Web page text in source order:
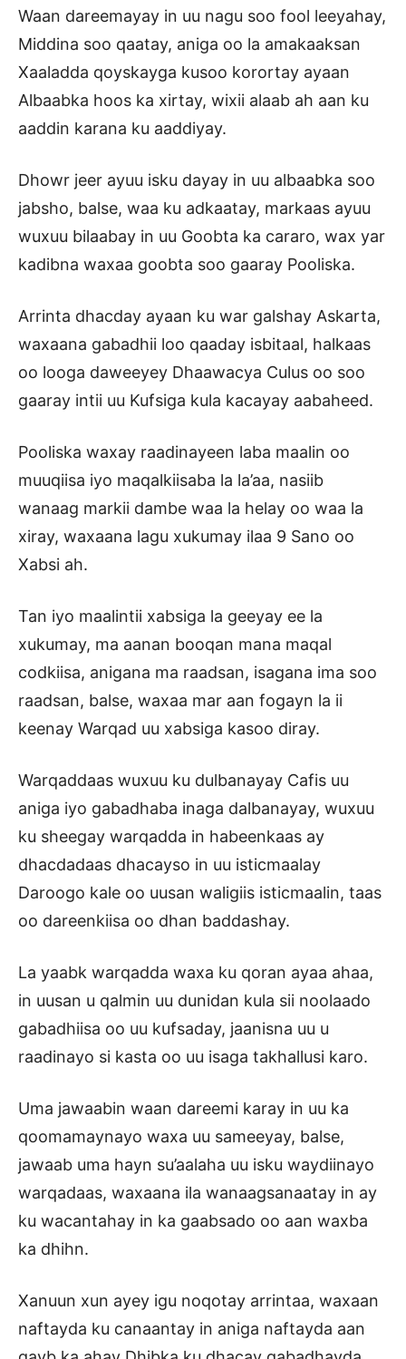
Waan dareemayay in uu nagu soo fool leeyahay,
Middina soo qaatay, aniga oo la amakaaksan
Xaaladda qoyskayga kusoo korortay ayaan
Albaabka hoos ka xirtay, wixii alaab ah aan ku
aaddin karana ku aaddiyay.
Dhowr jeer ayuu isku dayay in uu albaabka soo
jabsho, balse, waa ku adkaatay, markaas ayuu
wuxuu bilaabay in uu Goobta ka cararo, wax yar
kadibna waxaa goobta soo gaaray Pooliska.
Arrinta dhacday ayaan ku war galshay Askarta,
waxaana gabadhii loo qaaday isbitaal, halkaas
oo looga daweeyey Dhaawacya Culus oo soo
gaaray intii uu Kufsiga kula kacayay aabaheed.
Pooliska waxay raadinayeen laba maalin oo
muuqiisa iyo maqalkiisaba la la’aa, nasiib
wanaag markii dambe waa la helay oo waa la
xiray, waxaana lagu xukumay ilaa 9 Sano oo
Xabsi ah.
Tan iyo maalintii xabsiga la geeyay ee la
xukumay, ma aanan booqan mana maqal
codkiisa, anigana ma raadsan, isagana ima soo
raadsan, balse, waxaa mar aan fogayn la ii
keenay Warqad uu xabsiga kasoo diray.
Warqaddaas wuxuu ku dulbanayay Cafis uu
aniga iyo gabadhaba inaga dalbanayay, wuxuu
ku sheegay warqadda in habeenkaas ay
dhacdadaas dhacayso in uu isticmaalay
Daroogo kale oo uusan waligiis isticmaalin, taas
oo dareenkiisa oo dhan baddashay.
La yaabk warqadda waxa ku qoran ayaa ahaa,
in uusan u qalmin uu dunidan kula sii noolaado
gabadhiisa oo uu kufsaday, jaanisna uu u
raadinayo si kasta oo uu isaga takhallusi karo.
Uma jawaabin waan dareemi karay in uu ka
qoomamaynayo waxa uu sameeyay, balse,
jawaab uma hayn su’aalaha uu isku waydiinayo
warqadaas, waxaana ila wanaagsanaatay in ay
ku wacantahay in ka gaabsado oo aan waxba
ka dhihn.
Xanuun xun ayey igu noqotay arrintaa, waxaan
naftayda ku canaantay in aniga naftayda aan